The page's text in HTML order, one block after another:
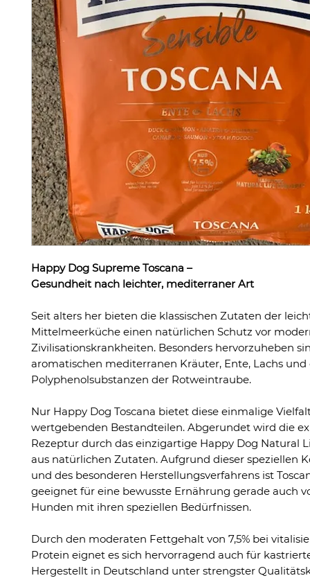
Happy Dog Supreme Toscana –
Gesundheit nach leichter, mediterraner Art
Seit alters her bieten die klassischen Zutaten der
Mittelmeerküche einen natürlichen Schutz vor
Zivilisationskrankheiten. Besonders hervorzuheben
aromatischen mediterranen Kräuter, Ente, Lachs und
Polyphenolsubstanzen der Rotweintraube.
Nur Happy Dog Toscana bietet diese einmalige
wertgebenden Bestandteilen. Abgerundet wird die
Rezeptur durch das einzigartige Happy Dog Natural
aus natürlichen Zutaten. Aufgrund dieser speziellen
und des besonderen Herstellungsverfahrens ist
geeignet für eine bewusste Ernährung gerade auch
Hunden mit ihren speziellen Bedürfnissen.
Durch den moderaten Fettgehalt von 7,5% bei
Protein eignet es sich hervorragend auch für
Hergestellt in Deutschland unter strengster